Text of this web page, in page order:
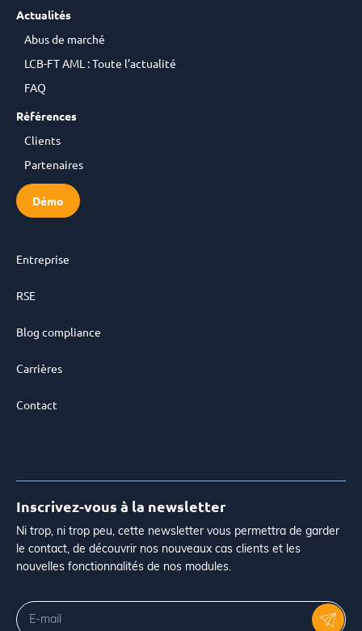
Actualités
Abus de marché
LCB-FT AML : Toute l’actualité
FAQ
Références
Clients
Partenaires
Démo
Entreprise
RSE
Blog compliance
Carrières
Contact
Inscrivez-vous à la newsletter
Ni trop, ni trop peu, cette newsletter vous permettra de garder
le contact, de découvrir nos nouveaux cas clients et les
nouvelles fonctionnalités de nos modules.